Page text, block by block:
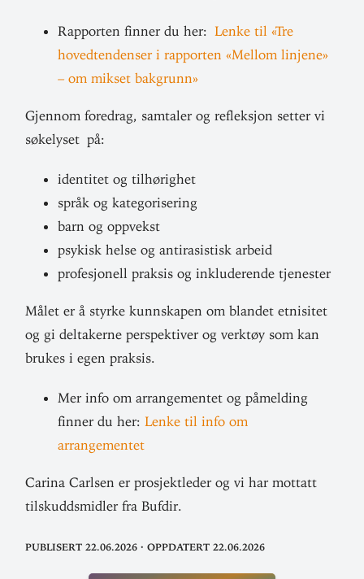
Rap­porten finner du her:Lenke til «Tre
hovedt­endenser i rap­porten «Mellom linjene»
– om mikset bakgrunn»
Gjennom foredrag, sam­taler og refleksjon setter vi
søke­lyset på:
iden­titet og tilhørighet
språk og kategorisering
barn og oppvekst
psykisk helse og anti­ra­sistisk arbeid
pro­fe­sjonell praksis og inklu­de­rende tjenester
Målet er å styrke kunn­skapen om blandet etni­sitet
og gi del­ta­kerne per­spek­tiver og verktøy som kan
brukes i egen praksis.
Mer info om arran­ge­mentet og påmelding
finner du her:Lenke til info om
arrangementet
Carina Carlsen er pro­sjekt­leder og vi har mottatt
til­skudds­midler fra Bufdir.
Publisert 22.06.2026· Oppdatert 22.06.2026